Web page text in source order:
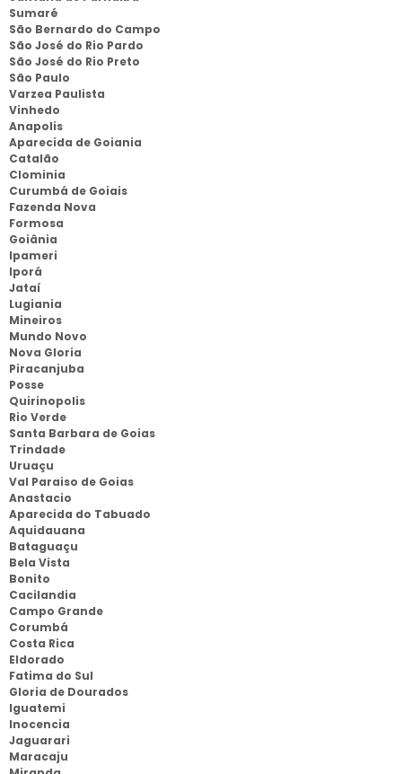
Sumaré
São Bernardo do Campo
São José do Rio Pardo
São José do Rio Preto
São Paulo
Varzea Paulista
Vinhedo
Anapolis
Aparecida de Goiania
Catalão
Clominia
Curumbá de Goiais
Fazenda Nova
Formosa
Goiânia
Ipameri
Iporá
Jataí
Lugiania
Mineiros
Mundo Novo
Nova Gloria
Piracanjuba
Posse
Quirinopolis
Rio Verde
Santa Barbara de Goias
Trindade
Uruaçu
Val Paraiso de Goias
Anastacio
Aparecida do Tabuado
Aquidauana
Bataguaçu
Bela Vista
Bonito
Cacilandia
Campo Grande
Corumbá
Costa Rica
Eldorado
Fatima do Sul
Gloria de Dourados
Iguatemi
Inocencia
Jaguarari
Maracaju